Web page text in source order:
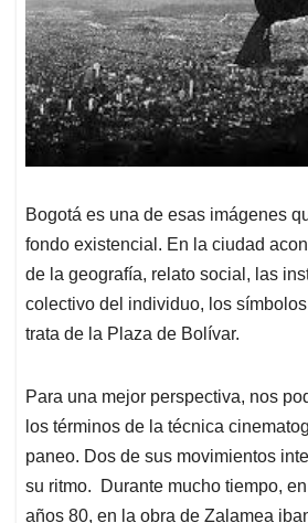
Bogotá es una de esas imágenes
fondo existencial. En la ciudad
de la geografía, relato social, las
colectivo del individuo, los
trata de la Plaza de Bolívar.
Para una mejor perspectiva, nos
los términos de la técnica
paneo. Dos de sus movimientos
su ritmo. Durante mucho tiempo,
años 80, en la obra de Zalamea